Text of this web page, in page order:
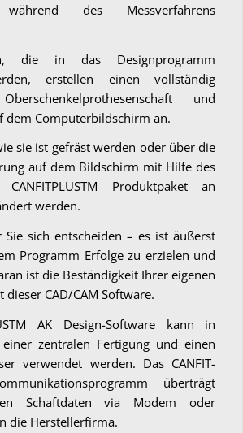
während des Messverfahrens
die in das Designprogramm
erstellen einen vollständig
und
dem Computerbildschirm an.
sie ist gefräst werden oder über die
auf dem Bildschirm mit Hilfe des
CANFITPLUSTM Produktpaket an
werden.
sich entscheiden – es ist äußerst
Programm Erfolge zu erzielen und
ist die Beständigkeit Ihrer eigenen
CAD/CAM Software.
AK Design-Software kann in
zentralen Fertigung und einen
verwendet werden. Das CANFIT-
überträgt
Schaftdaten via Modem oder
die Herstellerfirma.